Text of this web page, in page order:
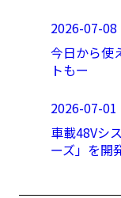
2026-07-08
今日から
トもー
2026-07-01
車載48Vシ
ーズ」を開